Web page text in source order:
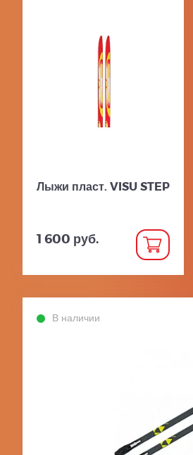
Лыжи пласт. VISU STEP
1 600 руб.
В наличии